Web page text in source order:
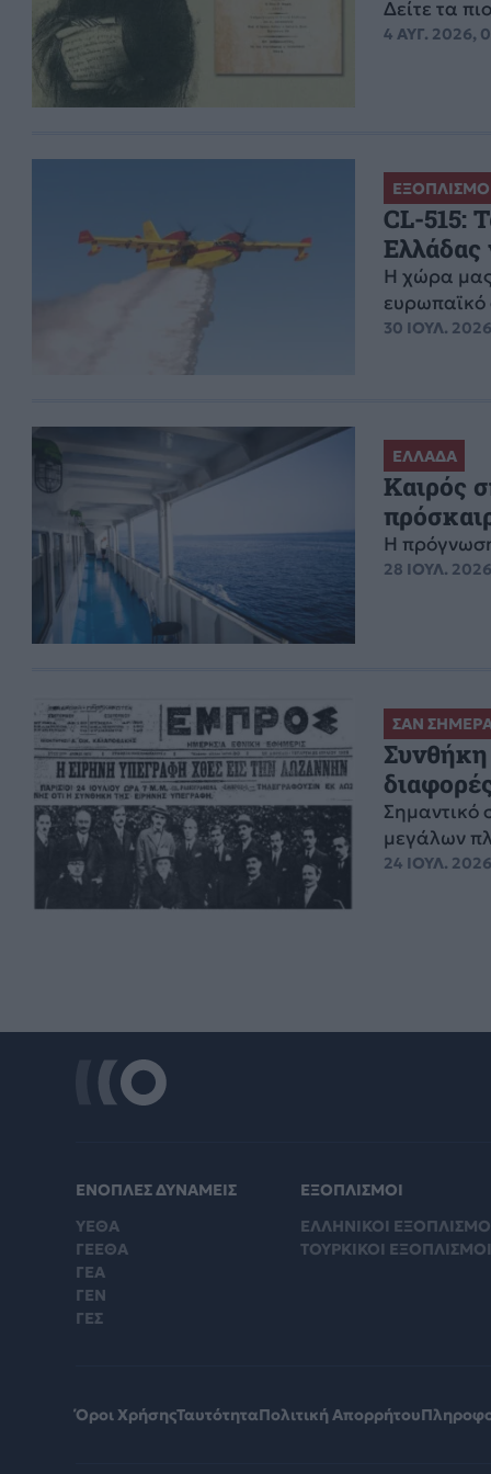
Δείτε τα
4 ΑΥΓ. 2026,
CL-515:
Ελλάδας
Η χώρα μας
ευρωπαϊκό
30 ΙΟΥΛ.
ΕΛΛΑΔΑ
Καιρός
Η
28 ΙΟΥΛ.
ΣΑΝ
Συνθήκη
Σημαντικό
μεγάλων
24 ΙΟΥΛ.
ΕΝΟΠΛΕΣ ΔΥΝΑΜΕΙΣ
ΥΕΘΑ
ΓΕΕΘΑ
ΓΕΑ
ΓΕΝ
ΓΕΣ
ΕΞΟΠΛΙΣΜΟΙ
ΕΛΛΗΝΙΚΟΙ
ΤΟΥΡΚΙΚΟΙ ΕΞΟΠΛΙΣΜΟΙ
Όροι ΧρήσηςΤαυτότηταΠολιτική Απορρήτου